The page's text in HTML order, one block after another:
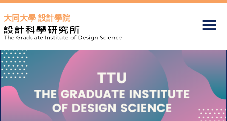
到
主
要
內
容
區
大同大學 設計學院